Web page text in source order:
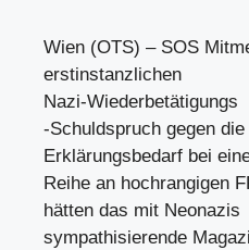
Wien (OTS) – SOS
erstinstanzlichen
Nazi-Wiederbetätigungs
-Schuldspruch gegen die
Erklärungsbedarf bei
Reihe an hochrangigen
hätten das mit Neonazis
sympathisierende